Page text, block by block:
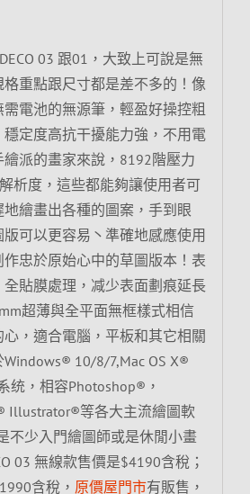
03 跟01，大致上可說是無
重點跟尺寸都是差不多的！像
電池的無源筆，輕盈好操控粗
定度高抗干擾能力強，不用電
派的畫家來說，8192階壓力
析度，這些都能夠讓使用者可
繪畫出各種的圖案，手到眼
可以更容易丶準確地感應使用
忠於原始心中的草圖版本！表
貼膜處理，减少表面劃痕延長
超薄與全平面無框樣式相信
，適合電腦，平板和其它相關
10/8/7,Mac OS X®
统，相容Photoshop®，
Illustrator®等各大主流繪圖軟
不少入門繪圖師或是休閒小畫
03 無線款售價是$4190含稅；
含稅， 原價屋門市有販售，